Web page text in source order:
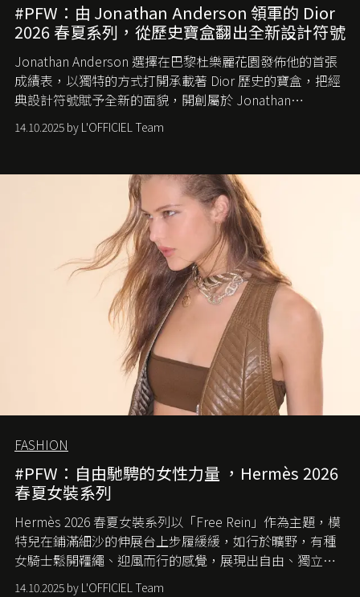
#PFW：由 Jonathan Anderson 領軍的 Dior
2026 春夏系列，從歷史寶盒翻出全新設計符號
Jonathan Anderson 選擇在巴黎杜樂麗花園發佈他的首張
成績表，以獨特的方式打開承載著 Dior 歷史的寶盒，把經
典設計符號賦予全新的面貌，開創屬於 Jonathan
Anderson 的 Dior 時代。
14.10.2025 by L'OFFICIEL Team
FASHION
#PFW：自由馳騁的女性力量 ，Hermès 2026
春夏女裝系列
Hermès 2026 春夏女裝系列以「Free Rein」作為主題，模
特兒在鋪滿細沙的伸展台上步履緩緩，如行於曠野，有種
女騎士鬆開韁繩、迎風而行的感覺，展現出自由、獨立與
從容的態度。
14.10.2025 by L'OFFICIEL Team